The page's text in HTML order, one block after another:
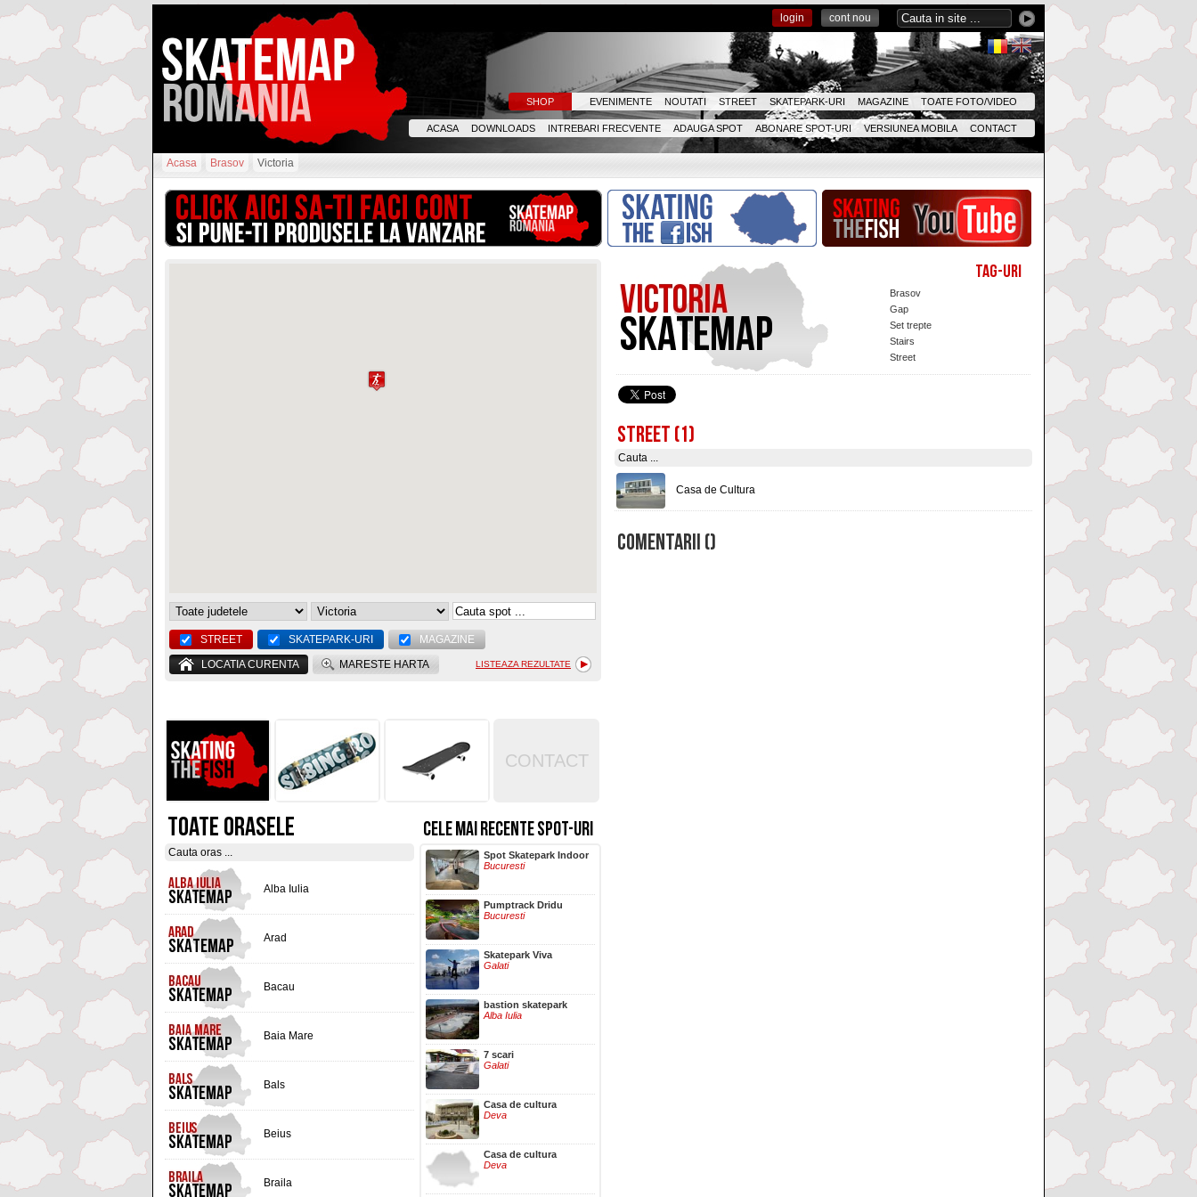
login cont nou
SHOP EVENIMENTE NOUTATI STREET SKATEPARK-URI MAGAZINE TOATE FOTO/VIDEO
ACASA DOWNLOADS INTREBARI FRECVENTE ADAUGA SPOT ABONARE SPOT-URI VERSIUNEA MOBILA CONTACT
Acasa Brasov Victoria
STREET SKATEPARK-URI
MAGAZINE
LOCATIA CURENTA
MARESTE HARTA LISTEAZA REZULTATE
CONTACT
TOATE ORASELE
Alba Iulia
Arad
Bacau
Baia Mare
Bals
Beius
Braila
CELE MAI RECENTE SPOT-URI
Hala Centrala
Iasi
Spot Skatepark Indoor
Bucuresti
Pumptrack Dridu
Bucuresti
Skatepark Viva
Galati
bastion skatepark
Alba Iulia
7 scari
Galati
Casa de cultura
Deva
Casa de cultura
Deva
Tag-uri
Brasov
Gap
Set trepte
Stairs
Street
STREET (1)
Casa de Cultura
COMENTARII ()